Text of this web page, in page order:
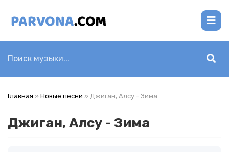
Главная » Новые песни » Джиган, Алсу - Зима
Джиган, Алсу - Зима